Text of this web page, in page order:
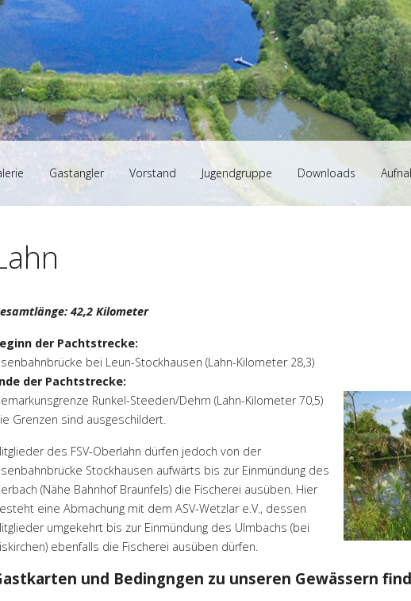
Gastangler Vorstand Jugendgruppe Downloads
42,2 Kilometer
der Pachtstrecke:
bei Leun-Stockhausen (Lahn-Kilometer 28,3)
der Pachtstrecke:
Runkel-Steeden/Dehrn (Lahn-Kilometer 70,5)
Grenzen sind ausgeschildert.
des FSV-Oberlahn dürfen jedoch von der
Stockhausen aufwärts bis zur Einmündung des
(Nähe Bahnhof Braunfels) die Fischerei ausüben. Hier
eine Abmachung mit dem ASV-Wetzlar e.V., dessen
umgekehrt bis zur Einmündung des Ulmbachs (bei
ebenfalls die Fischerei ausüben dürfen.
und Bedingngen zu unseren Gewässern